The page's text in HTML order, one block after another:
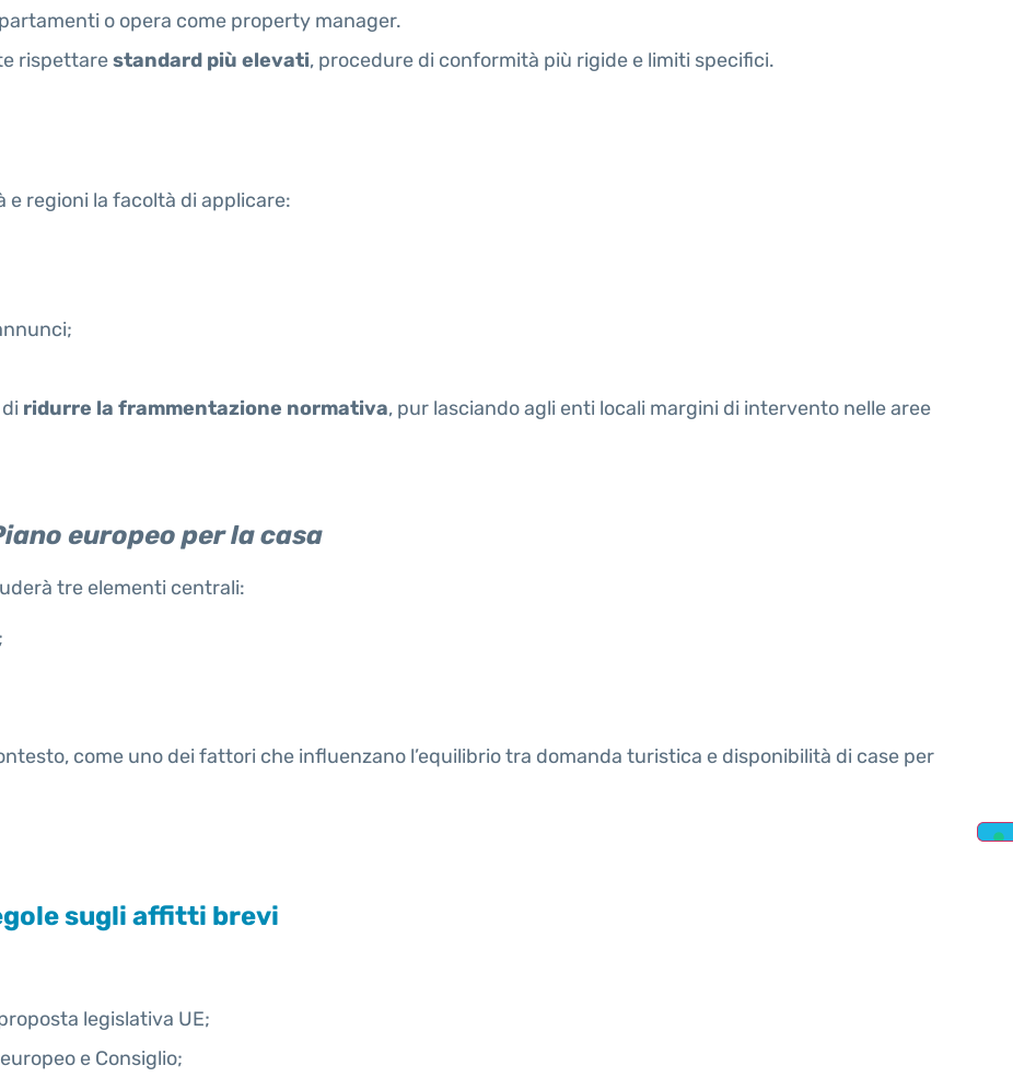
o opera come property manager.
rispettarestandard più elevati, procedure di conformità più rigide e limiti specifici.
regioni la facoltà di applicare:
ridurre la frammentazione normativa, pur lasciando agli enti locali margini di intervento nelle aree
europeo per la casa
tre elementi centrali:
come uno dei fattori che influenzano l’equilibrio tra domanda turistica e disponibilità di case per
sugli affitti brevi
legislativa UE;
e Consiglio;